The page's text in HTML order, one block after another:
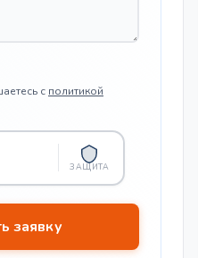
с политикой
ЗАЩИТА